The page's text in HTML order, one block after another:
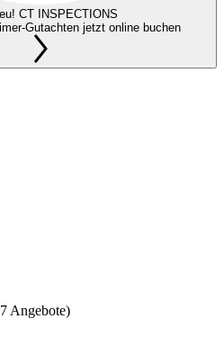
CT INSPECTIONS
Gutachten jetzt online buchen
Angebote)